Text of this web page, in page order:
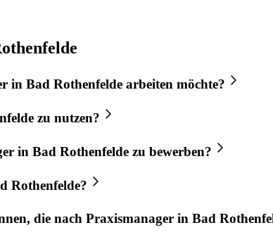
in Bad Rothenfelde arbeiten möchte?
zu nutzen?
in Bad Rothenfelde zu bewerben?
Rothenfelde?
die nach Praxismanager in Bad